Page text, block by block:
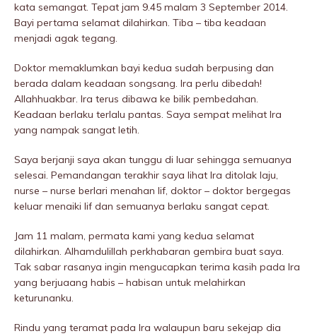
kata semangat. Tepat jam 9.45 malam 3 September 2014.
Bayi pertama selamat dilahirkan. Tiba – tiba keadaan
menjadi agak tegang.
Doktor memaklumkan bayi kedua sudah berpusing dan
berada dalam keadaan songsang. Ira perlu dibedah!
Allahhuakbar. Ira terus dibawa ke bilik pembedahan.
Keadaan berlaku terlalu pantas. Saya sempat melihat Ira
yang nampak sangat letih.
Saya berjanji saya akan tunggu di luar sehingga semuanya
selesai. Pemandangan terakhir saya lihat Ira ditolak laju,
nurse – nurse berlari menahan lif, doktor – doktor bergegas
keluar menaiki lif dan semuanya berlaku sangat cepat.
Jam 11 malam, permata kami yang kedua selamat
dilahirkan. Alhamdulillah perkhabaran gembira buat saya.
Tak sabar rasanya ingin mengucapkan terima kasih pada Ira
yang berjuaang habis – habisan untuk melahirkan
keturunanku.
Rindu yang teramat pada Ira walaupun baru sekejap dia